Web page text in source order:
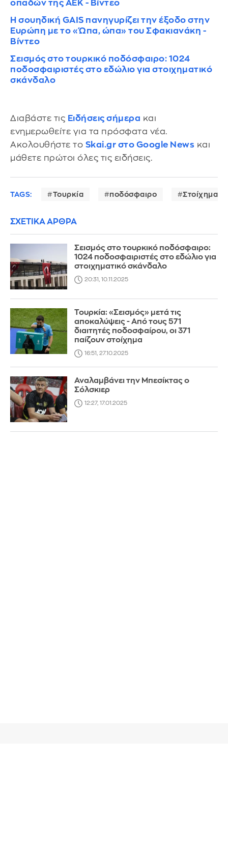
οπαδών της ΑΕΚ - Βίντεο
Η σουηδική GAIS πανηγυρίζει την έξοδο στην
Ευρώπη με το «Ώπα, ώπα» του Σφακιανάκη -
Βίντεο
Σεισμός στο τουρκικό ποδόσφαιρο: 1024
ποδοσφαιριστές στο εδώλιο για στοιχηματικό
σκάνδαλο
Διαβάστε τις Ειδήσεις σήμερα και
ενημερωθείτε για τα πρόσφατα νέα.
Ακολουθήστε το Skai.gr στο Google News και
μάθετε πρώτοι όλες τις ειδήσεις.
TAGS: Τουρκία ποδόσφαιρο Στοίχημα
ΣΧΕΤΙΚΑ ΑΡΘΡΑ
Σεισμός στο τουρκικό ποδόσφαιρο:
1024 ποδοσφαιριστές στο εδώλιο για
στοιχηματικό σκάνδαλο
20:31, 10.11.2025
Τουρκία: «Σεισμός» μετά τις
αποκαλύψεις - Από τους 571
διαιτητές ποδοσφαίρου, οι 371
παίζουν στοίχημα
16:51, 27.10.2025
Αναλαμβάνει την Μπεσίκτας ο
Σόλσκιερ
12:27, 17.01.2025